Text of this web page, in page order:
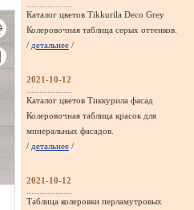
Каталог цветов Tikkurila Deco Grey
Колеровочная таблица серых оттенков.
/ детальнее /
2021-10-12
Каталог цветов Тиккурила фасад
Колеровочная таблица красок для
минеральных фасадов.
/ детальнее /
2021-10-12
Таблица колеровки перламутровых